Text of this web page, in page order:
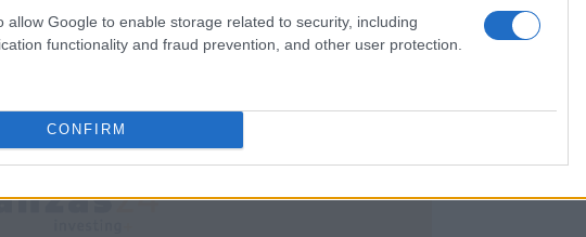
allow Google to enable storage related to security, including
functionality and fraud prevention, and other user protection.
CONFIRM
transmisiones de…
Camilla Pellegrini · 9 Abr 2026